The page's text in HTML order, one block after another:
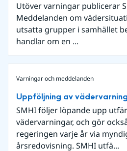
Utöver varningar publicerar
Meddelanden om
utsatta grupper i samhället
handlar om en ...
Varningar och meddelanden
Uppföljning av
SMHI följer löpande upp
vädervarningar, och gör
regeringen varje år via
årsredovisning. SMHI utfä...